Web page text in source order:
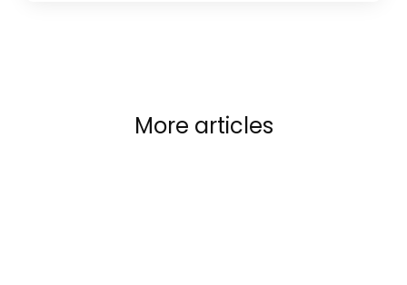
More articles